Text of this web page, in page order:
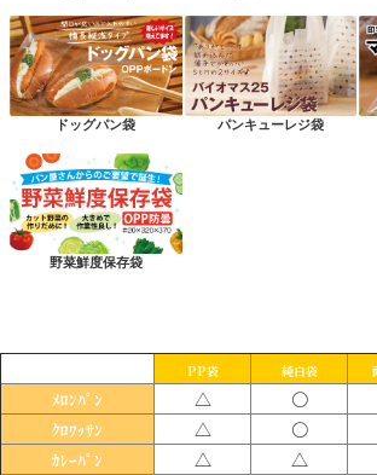
ドッグパン袋 パンキューレジ袋
野菜鮮度保存袋
PP袋 純白袋
ﾒﾛﾝﾊﾟﾝ △ 〇
ｸﾛﾜｯｻﾝ △ 〇
ｶﾚｰﾊﾟﾝ △ △